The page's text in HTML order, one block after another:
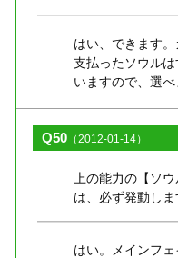
はい、できます
支払ったソウル
いますので、選べ
Q50 （2012-01-14）
上の能力の【ソ
は、必ず発動しま
はい。メインフ